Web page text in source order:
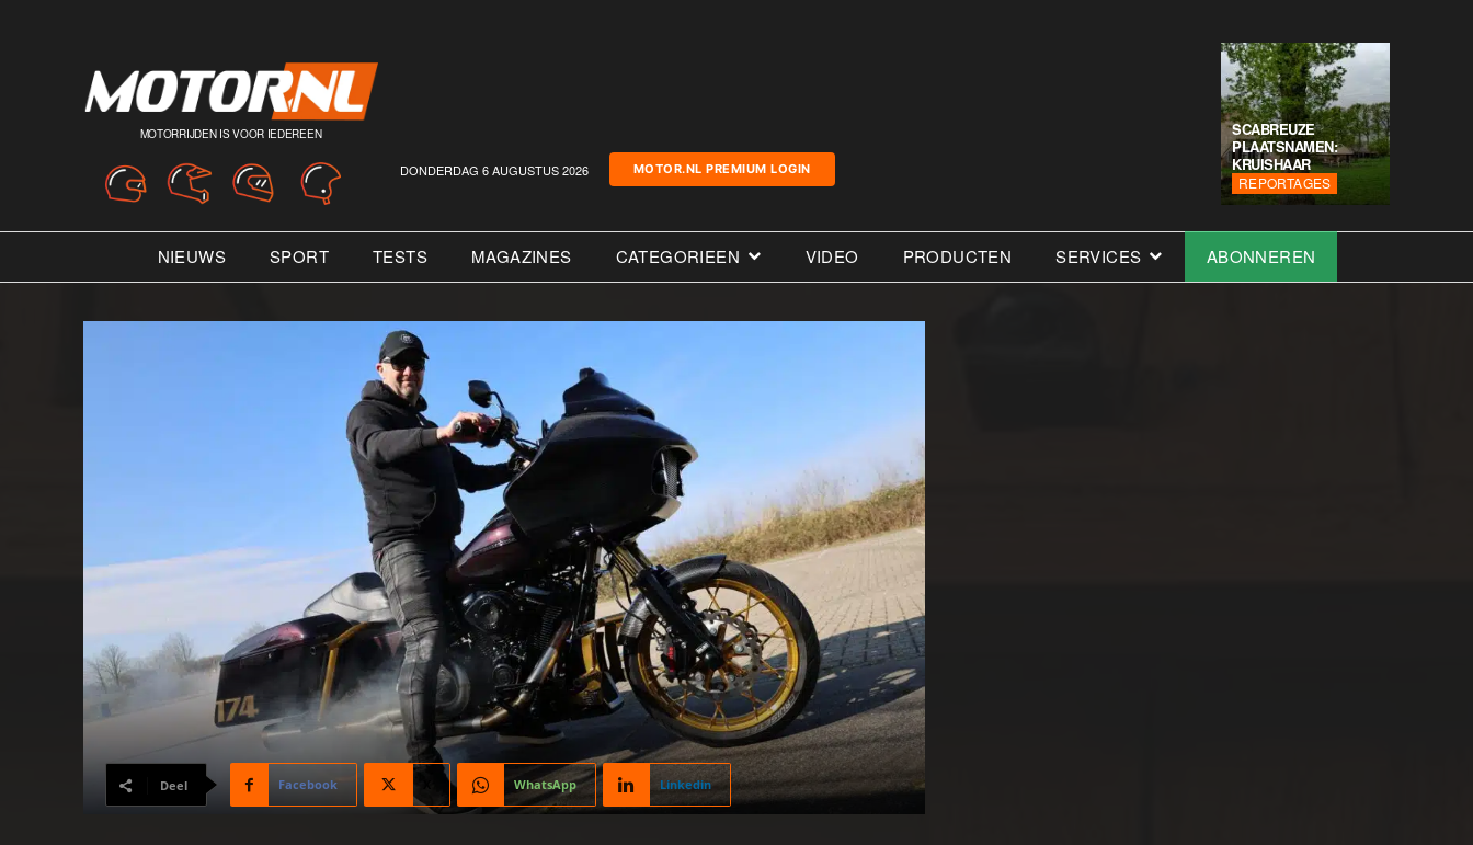
MOTORRIJDEN IS VOOR IEDEREEN
DONDERDAG 6 AUGUSTUS 2026 MOTOR.NL PREMIUM LOGIN
SCABREUZE
PLAATSNAMEN:
KRUISHAAR
REPORTAGES
NIEUWS SPORT TESTS MAGAZINES CATEGORIEEN VIDEO PRODUCTEN SERVICES ABONNEREN
Deel Facebook WhatsApp Linkedin